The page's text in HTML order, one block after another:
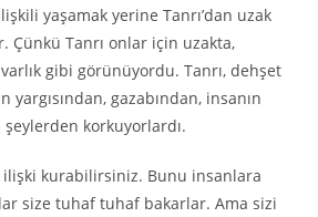
yaşamak yerine Tanrı’dan uzak
Çünkü Tanrı onlar için uzakta,
gibi görünüyordu. Tanrı, dehşet
gazabından, insanın
korkuyorlardı.
ilişki kurabilirsiniz. Bunu insanlara
size tuhaf tuhaf bakarlar. Ama sizi